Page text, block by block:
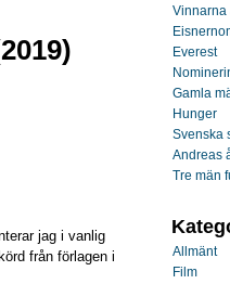
jag i vanlig
från förlagen i
Vinnarna
Everest
Gamla
Hunger
Svenska
Andreas
Tre män
Allmänt
Film